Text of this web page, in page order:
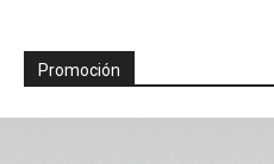
Promoción